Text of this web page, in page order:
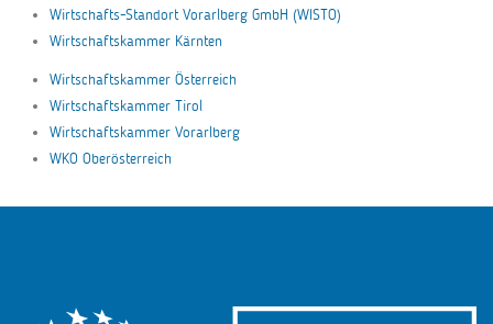
Wirtschafts-Standort Vorarlberg GmbH (WISTO)
Wirtschaftskammer Kärnten
Wirtschaftskammer Österreich
Wirtschaftskammer Tirol
Wirtschaftskammer Vorarlberg
WKO Oberösterreich